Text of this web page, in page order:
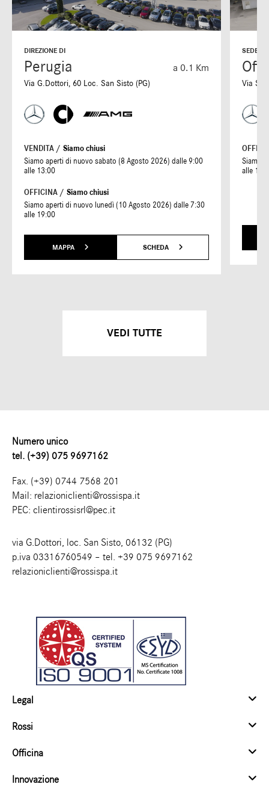
DIREZIONE DI
Perugia a 0.1 Km
Via G.Dottori, 60 Loc. San Sisto (PG)
VENDITA / Siamo chiusi
Siamo aperti di nuovo sabato (8 Agosto 2026) dalle 9:00
alle 13:00
OFFICINA / Siamo chiusi
Siamo aperti di nuovo lunedì (10 Agosto 2026) dalle 7:30
alle 19:00
MAPPA SCHEDA
SEDE DI
Via S.
Siamo
alle
VEDI TUTTE
Numero unico
tel. (+39) 075 9697162
Fax. (+39) 0744 7568 201
Mail: relazioniclienti@rossispa.it
PEC: clientirossisrl@pec.it
via G.Dottori, loc. San Sisto, 06132 (PG)
p.iva 03316760549 – tel. +39 075 9697162
relazioniclienti@rossispa.it
Legal
Rossi
Officina
Innovazione